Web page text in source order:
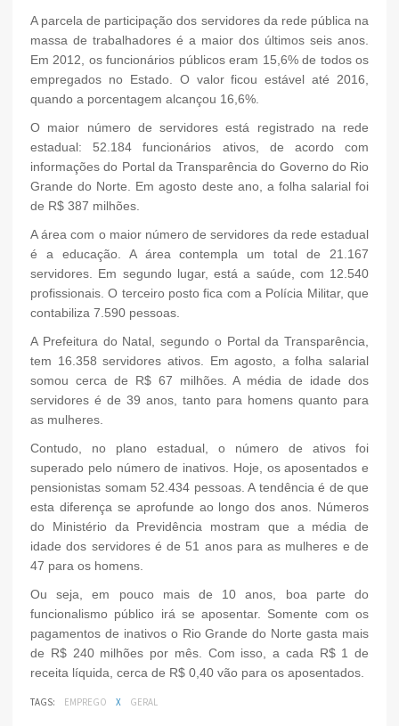
A parcela de participação dos servidores da rede pública na
massa de trabalhadores é a maior dos últimos seis anos.
Em 2012, os funcionários públicos eram 15,6% de todos os
empregados no Estado. O valor ficou estável até 2016,
quando a porcentagem alcançou 16,6%.
O maior número de servidores está registrado na rede
estadual: 52.184 funcionários ativos, de acordo com
informações do Portal da Transparência do Governo do Rio
Grande do Norte. Em agosto deste ano, a folha salarial foi
de R$ 387 milhões.
A área com o maior número de servidores da rede estadual
é a educação. A área contempla um total de 21.167
servidores. Em segundo lugar, está a saúde, com 12.540
profissionais. O terceiro posto fica com a Polícia Militar, que
contabiliza 7.590 pessoas.
A Prefeitura do Natal, segundo o Portal da Transparência,
tem 16.358 servidores ativos. Em agosto, a folha salarial
somou cerca de R$ 67 milhões. A média de idade dos
servidores é de 39 anos, tanto para homens quanto para
as mulheres.
Contudo, no plano estadual, o número de ativos foi
superado pelo número de inativos. Hoje, os aposentados e
pensionistas somam 52.434 pessoas. A tendência é de que
esta diferença se aprofunde ao longo dos anos. Números
do Ministério da Previdência mostram que a média de
idade dos servidores é de 51 anos para as mulheres e de
47 para os homens.
Ou seja, em pouco mais de 10 anos, boa parte do
funcionalismo público irá se aposentar. Somente com os
pagamentos de inativos o Rio Grande do Norte gasta mais
de R$ 240 milhões por mês. Com isso, a cada R$ 1 de
receita líquida, cerca de R$ 0,40 vão para os aposentados.
TAGS: EMPREGO X GERAL